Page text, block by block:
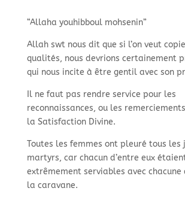
“Allaha youhibboul mohsenin”
Allah swt nous dit que si l’on veut
qualités, nous devrions certainement
qui nous incite à être gentil avec son
Il ne faut pas rendre service pour les
reconnaissances, ou les
la Satisfaction Divine.
Toutes les femmes ont pleuré tous les
martyrs, car chacun d’entre eux
extrêmement serviables avec chacune
la caravane.